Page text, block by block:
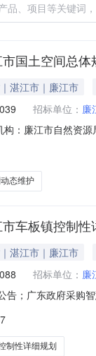
国土空间总
湛江市｜廉江市
招标单位： 廉
构：廉江市自然资
江市建设大道24号
态维护
车板镇控制
湛江市｜廉江市
招标单位： 廉
告；广东政府采购
规划与地形图测
制性详细规划